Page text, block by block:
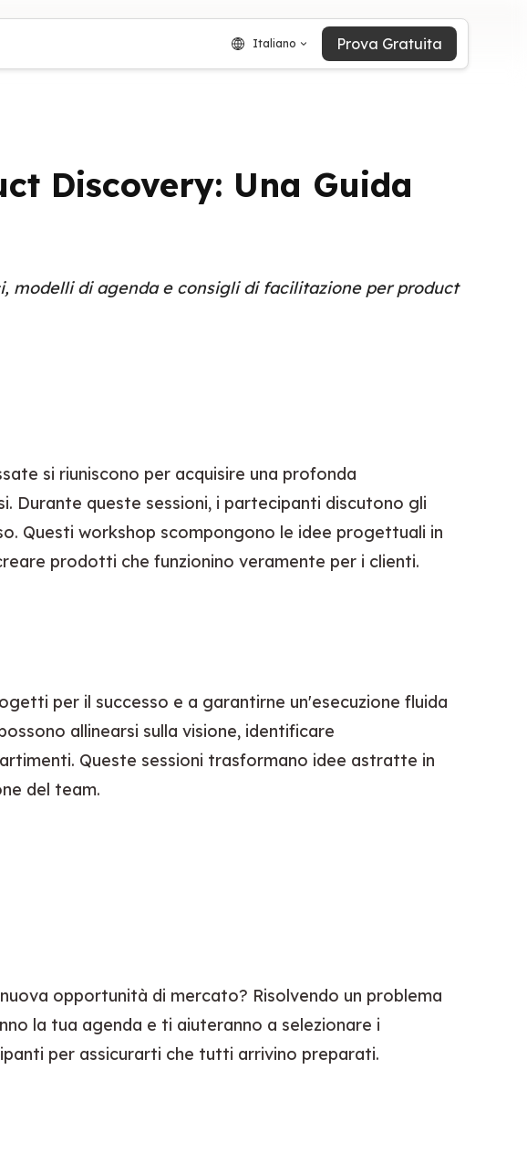
Italiano Prova Gratuita
Discovery: Una Guida
modelli di agenda e consigli di facilitazione per product
si riuniscono per acquisire una profonda
queste sessioni, i partecipanti discutono gli
Questi workshop scompongono le idee progettuali in
prodotti che funzionino veramente per i clienti.
per il successo e a garantirne un'esecuzione fluida
allinearsi sulla visione, identificare
Queste sessioni trasformano idee astratte in
del team.
opportunità di mercato? Risolvendo un problema
la tua agenda e ti aiuteranno a selezionare i
per assicurarti che tutti arrivino preparati.